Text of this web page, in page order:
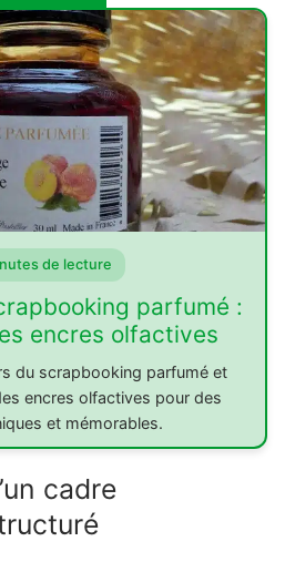
de lecture
parfumé :
encres olfactives
du scrapbooking parfumé et
encres olfactives pour des
et mémorables.
cadre